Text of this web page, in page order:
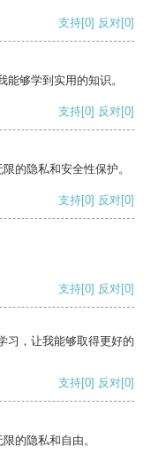
支持[0] 反对[0]
够学到实用的知识。
支持[0] 反对[0]
的隐私和安全性保护。
支持[0] 反对[0]
支持[0] 反对[0]
习，让我能够取得更好的
支持[0] 反对[0]
的隐私和自由。